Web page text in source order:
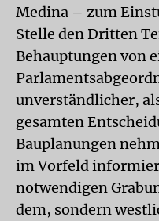
Medina – zum
Stelle den Dritten
Behauptungen von
unverständlicher,
gesamten
Bauplanungen
im Vorfeld
notwendigen
dem, sondern